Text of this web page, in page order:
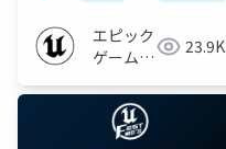
エピック
ゲームズ
23.9K